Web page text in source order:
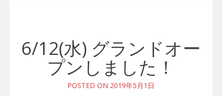
6/12(水) グランドオー
プンしました！
POSTED ON 2019年5月1日